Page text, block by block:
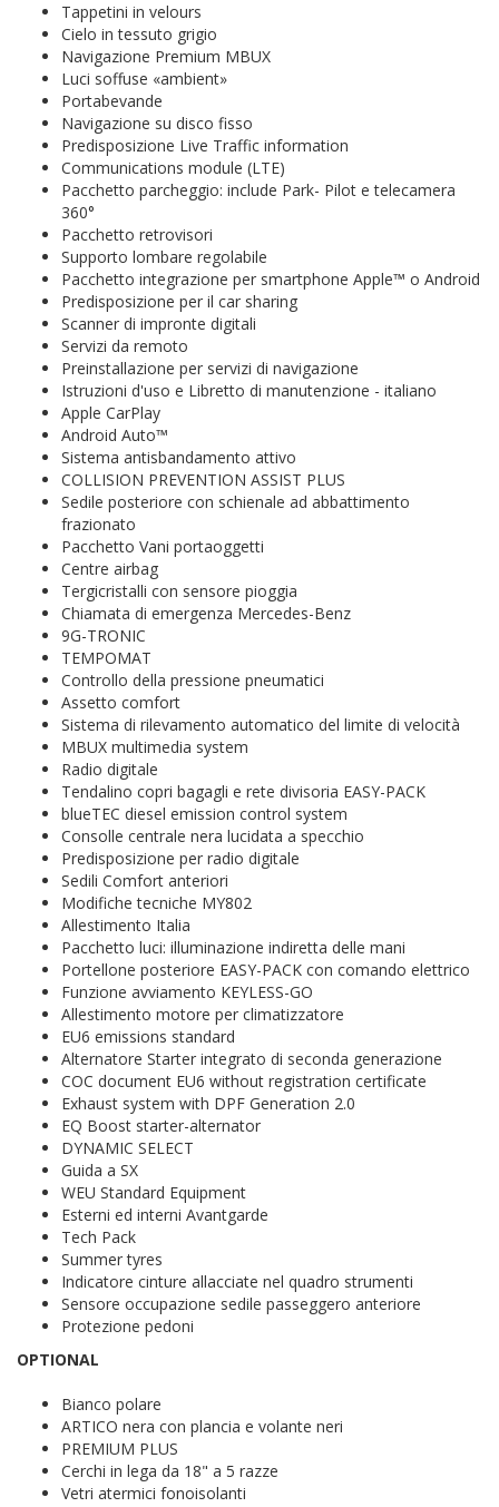
Tappetini in velours
Cielo in tessuto grigio
Navigazione Premium MBUX
Luci soffuse «ambient»
Portabevande
Navigazione su disco fisso
Predisposizione Live Traffic information
Communications module (LTE)
Pacchetto parcheggio: include Park- Pilot e telecamera
360°
Pacchetto retrovisori
Supporto lombare regolabile
Pacchetto integrazione per smartphone Apple™ o Android
Predisposizione per il car sharing
Scanner di impronte digitali
Servizi da remoto
Preinstallazione per servizi di navigazione
Istruzioni d'uso e Libretto di manutenzione - italiano
Apple CarPlay
Android Auto™
Sistema antisbandamento attivo
COLLISION PREVENTION ASSIST PLUS
Sedile posteriore con schienale ad abbattimento
frazionato
Pacchetto Vani portaoggetti
Centre airbag
Tergicristalli con sensore pioggia
Chiamata di emergenza Mercedes-Benz
9G-TRONIC
TEMPOMAT
Controllo della pressione pneumatici
Assetto comfort
Sistema di rilevamento automatico del limite di velocità
MBUX multimedia system
Radio digitale
Tendalino copri bagagli e rete divisoria EASY-PACK
blueTEC diesel emission control system
Consolle centrale nera lucidata a specchio
Predisposizione per radio digitale
Sedili Comfort anteriori
Modifiche tecniche MY802
Allestimento Italia
Pacchetto luci: illuminazione indiretta delle mani
Portellone posteriore EASY-PACK con comando elettrico
Funzione avviamento KEYLESS-GO
Allestimento motore per climatizzatore
EU6 emissions standard
Alternatore Starter integrato di seconda generazione
COC document EU6 without registration certificate
Exhaust system with DPF Generation 2.0
EQ Boost starter-alternator
DYNAMIC SELECT
Guida a SX
WEU Standard Equipment
Esterni ed interni Avantgarde
Tech Pack
Summer tyres
Indicatore cinture allacciate nel quadro strumenti
Sensore occupazione sedile passeggero anteriore
Protezione pedoni
OPTIONAL
Bianco polare
ARTICO nera con plancia e volante neri
PREMIUM PLUS
Cerchi in lega da 18" a 5 razze
Vetri atermici fonoisolanti